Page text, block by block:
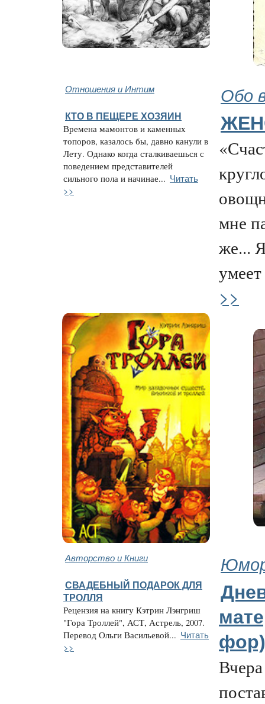
Отношения и Интим Обо
КТО В ПЕЩЕРЕ ХОЗЯИН
Времена мамонтов и каменных
топоров, казалось бы, давно канули в
Лету. Однако когда сталкиваешься с
поведением представителей
сильного пола и начинае... Читать
>>
мне
же...
>>
Авторство и Книги
СВАДЕБНЫЙ ПОДАРОК ДЛЯ
ТРОЛЛЯ
Рецензия на книгу Кэтрин Лэнгриш
"Гора Троллей", АСТ, Астрель, 2007.
Перевод Ольги Васильевой... Читать
>>